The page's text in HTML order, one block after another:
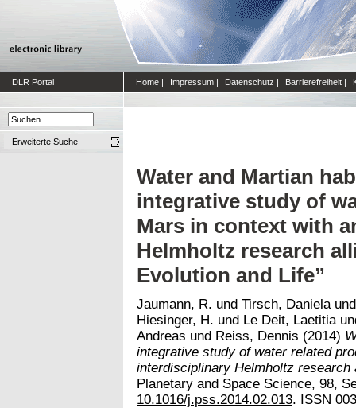
DLR Portal Home | Impressum | Datenschutz | Barrierefreiheit |
Erweiterte Suche
Water and Martian
integrative study of
Mars in context with
Helmholtz research
Evolution and Life”
Jaumann, R. und Tirsch, Daniela
Hiesinger, H. und Le Deit, Laetitia
Andreas und Reiss, Dennis (2014)
integrative study of water related
interdisciplinary Helmholtz research
Planetary and Space Science, 98,
10.1016/j.pss.2014.02.013. ISSN